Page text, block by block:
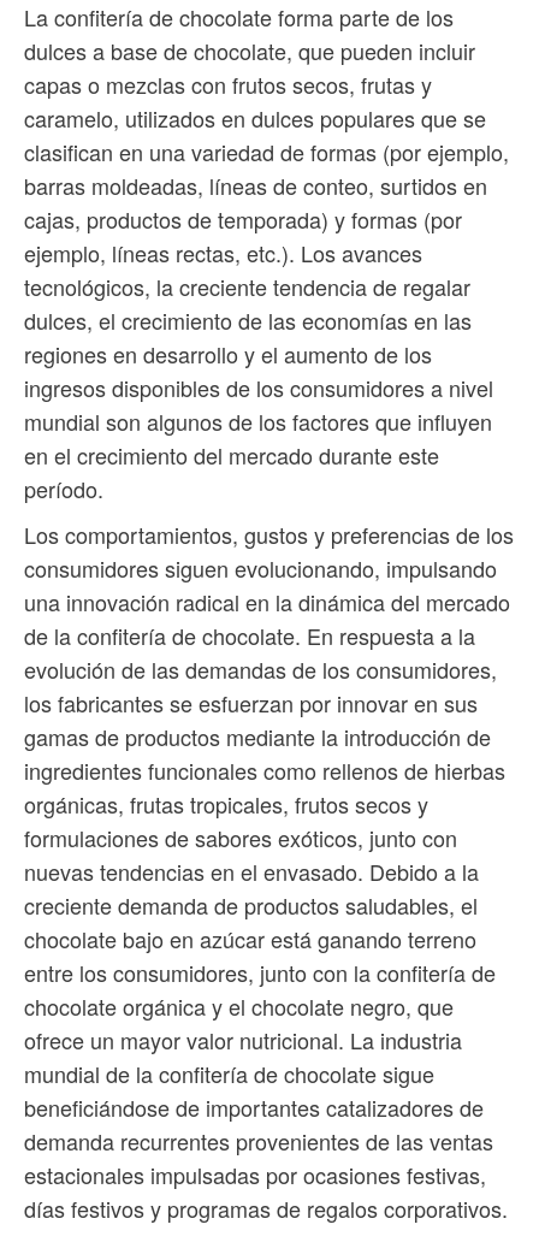
La confitería de chocolate forma parte de los
dulces a base de chocolate, que pueden incluir
capas o mezclas con frutos secos, frutas y
caramelo, utilizados en dulces populares que se
clasifican en una variedad de formas (por ejemplo,
barras moldeadas, líneas de conteo, surtidos en
cajas, productos de temporada) y formas (por
ejemplo, líneas rectas, etc.). Los avances
tecnológicos, la creciente tendencia de regalar
dulces, el crecimiento de las economías en las
regiones en desarrollo y el aumento de los
ingresos disponibles de los consumidores a nivel
mundial son algunos de los factores que influyen
en el crecimiento del mercado durante este
período.
Los comportamientos, gustos y preferencias de los
consumidores siguen evolucionando, impulsando
una innovación radical en la dinámica del mercado
de la confitería de chocolate. En respuesta a la
evolución de las demandas de los consumidores,
los fabricantes se esfuerzan por innovar en sus
gamas de productos mediante la introducción de
ingredientes funcionales como rellenos de hierbas
orgánicas, frutas tropicales, frutos secos y
formulaciones de sabores exóticos, junto con
nuevas tendencias en el envasado. Debido a la
creciente demanda de productos saludables, el
chocolate bajo en azúcar está ganando terreno
entre los consumidores, junto con la confitería de
chocolate orgánica y el chocolate negro, que
ofrece un mayor valor nutricional. La industria
mundial de la confitería de chocolate sigue
beneficiándose de importantes catalizadores de
demanda recurrentes provenientes de las ventas
estacionales impulsadas por ocasiones festivas,
días festivos y programas de regalos corporativos.